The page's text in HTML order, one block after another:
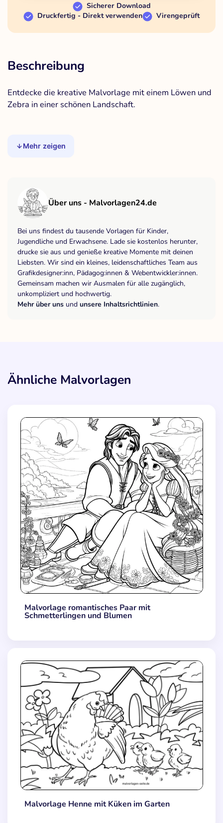
Sicherer Download
Druckfertig - Direkt verwenden
Virengeprüft
Beschreibung
Entdecke die kreative Malvorlage mit einem Löwen und
Zebra in einer schönen Landschaft.
Mehr zeigen
Über uns - Malvorlagen24.de
Bei uns findest du tausende Vorlagen für Kinder,
Jugendliche und Erwachsene. Lade sie kostenlos herunter,
drucke sie aus und genieße kreative Momente mit deinen
Liebsten. Wir sind ein kleines, leidenschaftliches Team aus
Grafikdesigner:inn, Pädagog:innen & Webentwickler:innen.
Gemeinsam machen wir Ausmalen für alle zugänglich,
unkompliziert und hochwertig.
Mehr über uns und unsere Inhaltsrichtlinien.
Ähnliche Malvorlagen
Malvorlage romantisches Paar mit
Schmetterlingen und Blumen
Malvorlage Henne mit Küken im Garten